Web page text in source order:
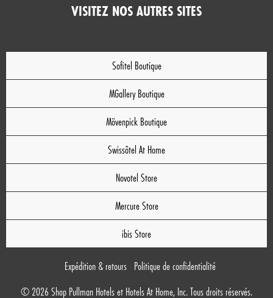
VISITEZ NOS AUTRES SITES
Sofitel Boutique
MGallery Boutique
Mövenpick Boutique
Swissôtel At Home
Novotel Store
Mercure Store
ibis Store
Expédition & retours Politique de confidentialité
© 2026 Shop Pullman Hotels et Hotels At Home, Inc. Tous droits réservés.